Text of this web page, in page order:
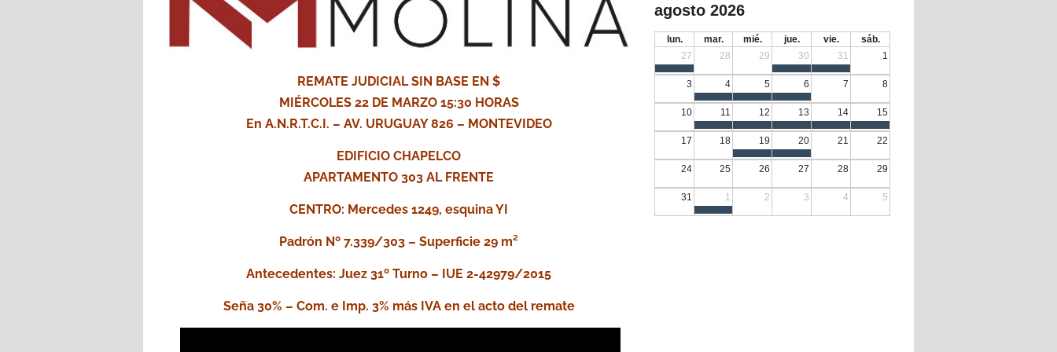
REMATE JUDICIAL SIN BASE EN $
MIÉRCOLES 22 DE MARZO 15:30 HORAS
En A.N.R.T.C.I. – AV. URUGUAY 826 – MONTEVIDEO
EDIFICIO CHAPELCO
APARTAMENTO 303 AL FRENTE
CENTRO: Mercedes 1249, esquina YI
Padrón Nº 7.339/303 – Superficie 29 m²
Antecedentes: Juez 31º Turno – IUE 2-42979/2015
Seña 30% – Com. e Imp. 3% más IVA en el acto del remate
agosto 2026
lun. mar. mié. jue. vie.
sáb.
27
28 29 30 31 1
3 4 5 6 7 8
10 11 12 13 14 15
17 18 19 20 21 22
24 25 26 27 28 29
31 1 2 3 4 5